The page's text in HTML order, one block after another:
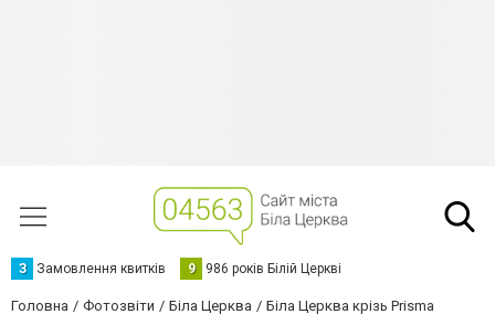
З Замовлення квитків 9 986 років Білій Церкві
Головна Фотозвіти Біла Церква Біла Церква крізь Prisma